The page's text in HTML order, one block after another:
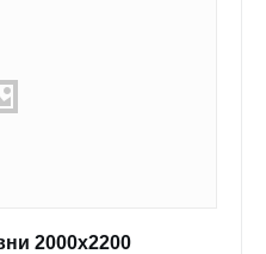
2000x2200